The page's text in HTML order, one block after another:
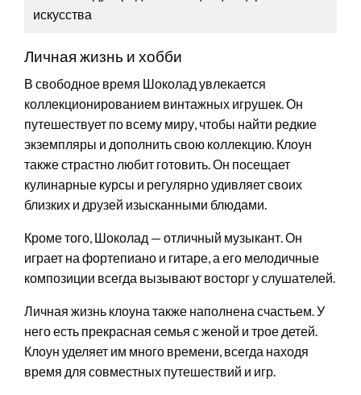
искусства
Личная жизнь и хобби
В свободное время Шоколад увлекается
коллекционированием винтажных игрушек. Он
путешествует по всему миру, чтобы найти редкие
экземпляры и дополнить свою коллекцию. Клоун
также страстно любит готовить. Он посещает
кулинарные курсы и регулярно удивляет своих
близких и друзей изысканными блюдами.
Кроме того, Шоколад — отличный музыкант. Он
играет на фортепиано и гитаре, а его мелодичные
композиции всегда вызывают восторг у слушателей.
Личная жизнь клоуна также наполнена счастьем. У
него есть прекрасная семья с женой и трое детей.
Клоун уделяет им много времени, всегда находя
время для совместных путешествий и игр.